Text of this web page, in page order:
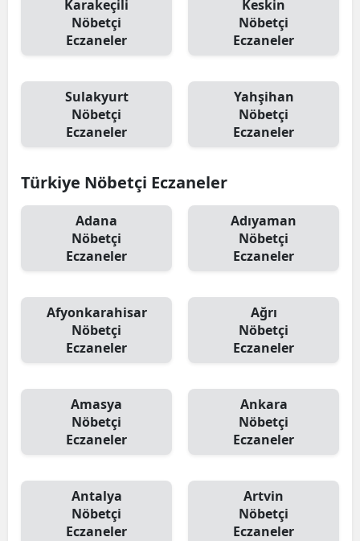
Karakeçili
Nöbetçi
Eczaneler
Keskin
Nöbetçi
Eczaneler
Sulakyurt
Nöbetçi
Eczaneler
Yahşihan
Nöbetçi
Eczaneler
Türkiye Nöbetçi Eczaneler
Adana
Nöbetçi
Eczaneler
Adıyaman
Nöbetçi
Eczaneler
Afyonkarahisar
Nöbetçi
Eczaneler
Ağrı
Nöbetçi
Eczaneler
Amasya
Nöbetçi
Eczaneler
Ankara
Nöbetçi
Eczaneler
Antalya
Nöbetçi
Eczaneler
Artvin
Nöbetçi
Eczaneler